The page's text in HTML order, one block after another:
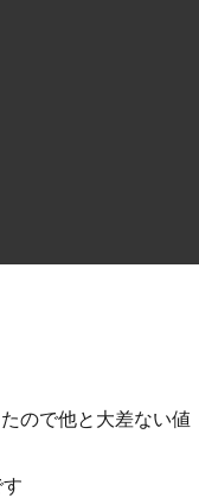
ので他と大差ない値